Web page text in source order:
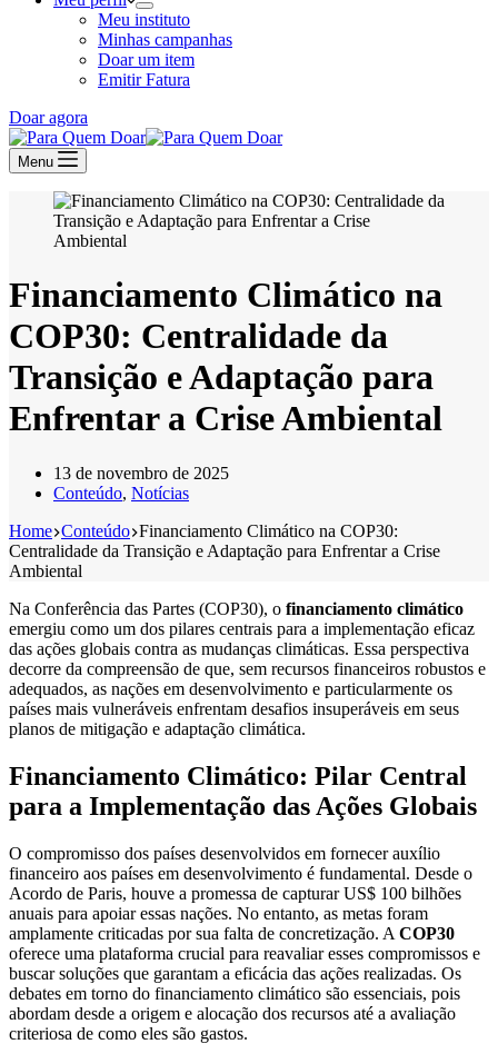
Meu instituto
Minhas campanhas
Doar um item
Emitir Fatura
Doar agora
Menu
Financiamento Climático na
COP30: Centralidade da
Transição e Adaptação para
Enfrentar a Crise Ambiental
13 de novembro de 2025
Conteúdo, Notícias
Home Conteúdo Financiamento Climático na COP30:
Centralidade da Transição e Adaptação para Enfrentar a Crise
Ambiental
Na Conferência das Partes (COP30), o financiamento climático
emergiu como um dos pilares centrais para a implementação eficaz
das ações globais contra as mudanças climáticas. Essa perspectiva
decorre da compreensão de que, sem recursos financeiros robustos e
adequados, as nações em desenvolvimento e particularmente os
países mais vulneráveis enfrentam desafios insuperáveis em seus
planos de mitigação e adaptação climática.
Financiamento Climático: Pilar Central
para a Implementação das Ações Globais
O compromisso dos países desenvolvidos em fornecer auxílio
financeiro aos países em desenvolvimento é fundamental. Desde o
Acordo de Paris, houve a promessa de capturar US$ 100 bilhões
anuais para apoiar essas nações. No entanto, as metas foram
amplamente criticadas por sua falta de concretização. A COP30
oferece uma plataforma crucial para reavaliar esses compromissos e
buscar soluções que garantam a eficácia das ações realizadas. Os
debates em torno do financiamento climático são essenciais, pois
abordam desde a origem e alocação dos recursos até a avaliação
criteriosa de como eles são gastos.